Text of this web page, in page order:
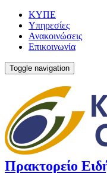
ΚΥΠΕ
Υπηρεσίες
Ανακοινώσεις
Επικοινωνία
Toggle navigation
Πρακτορείο